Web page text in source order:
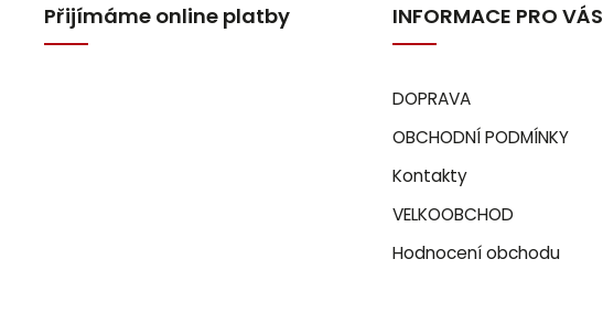
Přijímáme online platby INFORMACE PRO VÁS
DOPRAVA
OBCHODNÍ PODMÍNKY
Kontakty
VELKOOBCHOD
Hodnocení obchodu